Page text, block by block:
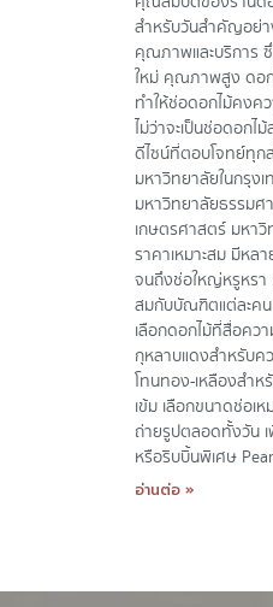
สำหรับวันสำคัญอย่
คุณภาพและบริการ
ใหม่ คุณภาพสูง ดอ
ทำให้ช่อดอกไม้คงค
ไม่ว่าจะเป็นช่อดอก
ดีไซน์ที่ตอบโจทย์ทุก
มหาวิทยาลัยในกรุง
มหาวิทยาลัยธรรมศ
เกษตรศาสตร์ มหา
ราคาเหมาะสม มีหล
จนถึงช่อใหญ่หรูหรา
สมกับบัณฑิตแต่ละค
เลือกดอกไม้ที่สื่อคว
กุหลาบแดงสำหรับค
โทนทอง-เหลืองสำ
เข้ม เลือกขนาดช่อเ
ถ่ายรูปตลอดทั้งวัน
หรือริบบิ้นพิเศษ
อ่านต่อ »